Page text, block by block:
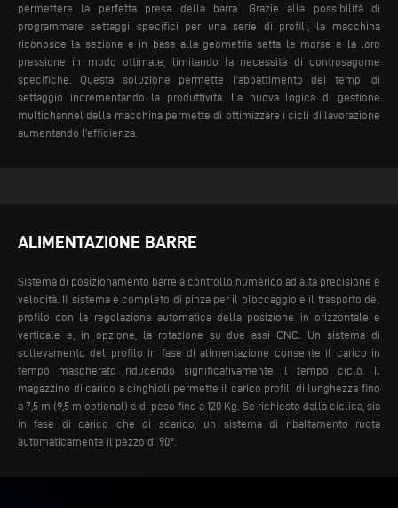
permettere la perfetta presa della barra. Grazie alla possibilità di
programmare settaggi specifici per una serie di profili, la macchina
riconosce la sezione e in base alla geometria setta le morse e la loro
pressione in modo ottimale, limitando la necessità di controsagome
specifiche. Questa soluzione permette l’abbattimento dei tempi di
settaggio incrementando la produttività.
La nuova logica di gestione
multichannel della macchina permette di ottimizzare i cicli di lavorazione
aumentando l’efficienza.
ALIMENTAZIONE BARRE
Sistema di posizionamento barre a controllo numerico ad alta precisione e
velocità. Il sistema è completo di pinza per il bloccaggio e il trasporto del
profilo con la regolazione automatica della posizione in orizzontale e
verticale e, in opzione, la rotazione su due assi CNC. Un sistema di
sollevamento del profilo in fase di alimentazione consente il carico in
tempo mascherato riducendo significativamente il tempo ciclo. Il
magazzino di carico a cinghioli permette il carico profili di lunghezza fino
a 7,5 m (9,5 m optional) e di peso fino a 120 Kg. Se richiesto dalla ciclica, sia
in fase di carico che di scarico, un sistema di ribaltamento ruota
automaticamente il pezzo di 90°.